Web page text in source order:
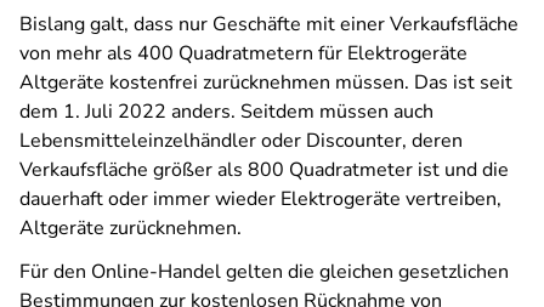
Bislang galt, dass nur Geschäfte mit einer Verkaufsfläche
von mehr als 400 Quadratmetern für Elektrogeräte
Altgeräte kostenfrei zurücknehmen müssen. Das ist seit
dem 1. Juli 2022 anders. Seitdem müssen auch
Lebensmitteleinzelhändler oder Discounter, deren
Verkaufsfläche größer als 800 Quadratmeter ist und die
dauerhaft oder immer wieder Elektrogeräte vertreiben,
Altgeräte zurücknehmen.
Für den Online-Handel gelten die gleichen gesetzlichen
Bestimmungen zur kostenlosen Rücknahme von